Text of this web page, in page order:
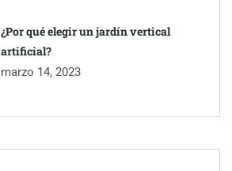
¿Por qué elegir un jardín vertical
artificial?
marzo 14, 2023